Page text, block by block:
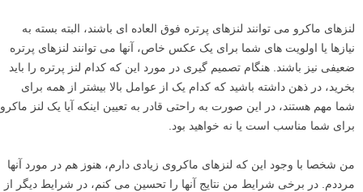
لنزهای ماکرو می توانند لنزهای پرتره فوق العاده ای باشند، البته بسته به
نیازها یا اولویت های شما برای یک عکس خاص، آنها می توانند لنزهای پرتره
ضعیفی نیز باشند. هنگام تصمیم گیری در مورد این که کدام لنز پرتره را باید
بخرید، در ذهن داشته باشید که کدام یک از عوامل بالا بیشتر از همه برای
شما مهم هستند، در این صورت به راحتی قادر به تعیین اینکه آیا یک لنز ماکرو
برای شما مناسب است یا نه خواهید بود.
من شخصا با وجود این که لنزهای ماکروی زیادی دارم، هنوز هم در مورد آنها
مرددم. در برخی شرایط من نتایج آنها را تحسین می کنم، در شرایط دیگر از